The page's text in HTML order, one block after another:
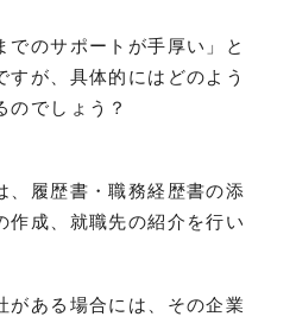
でのサポートが手厚い」と
すが、具体的にはどのよう
のでしょう？
、履歴書・職務経歴書の添
作成、就職先の紹介を行い
がある場合には、その企業